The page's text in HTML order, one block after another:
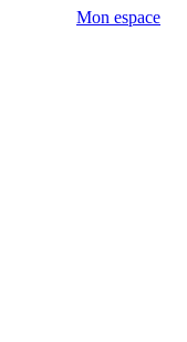
Mon espace